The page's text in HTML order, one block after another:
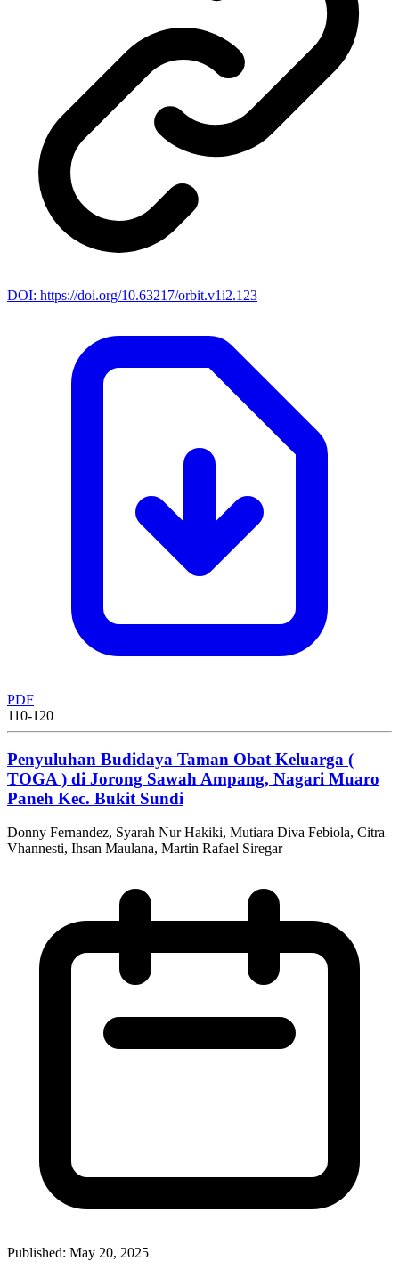
DOI: https://doi.org/10.63217/orbit.v1i2.123
PDF
110-120
Penyuluhan Budidaya Taman Obat Keluarga (
TOGA ) di Jorong Sawah Ampang, Nagari Muaro
Paneh Kec. Bukit Sundi
Donny Fernandez, Syarah Nur Hakiki, Mutiara Diva Febiola, Citra
Vhannesti, Ihsan Maulana, Martin Rafael Siregar
Published: May 20, 2025